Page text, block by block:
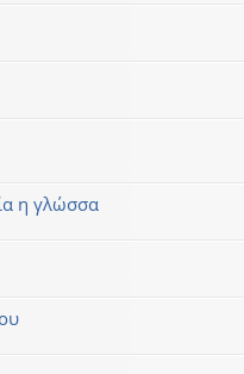
η γλώσσα